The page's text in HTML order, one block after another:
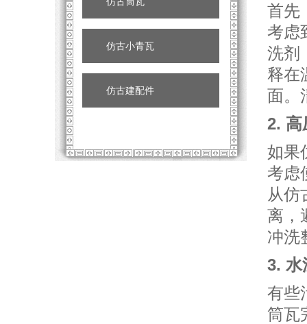
仿古小青瓦
仿古建配件
首先
考虑
洗剂
释在
面。
2. 高
如果
考虑
从仿
离，
冲洗
3. 水
有些
筒瓦